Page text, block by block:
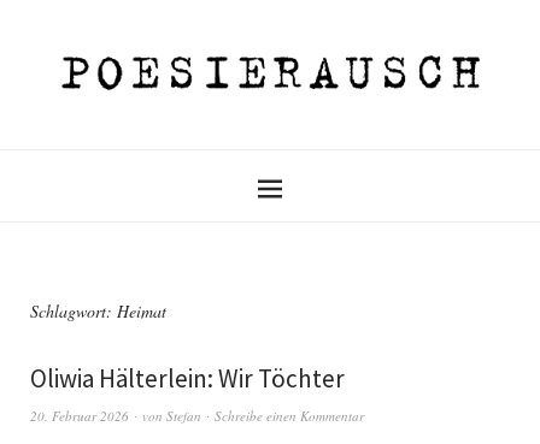
Schlagwort: Heimat
Oliwia Hälterlein: Wir Töchter
20. Februar 2026 von Stefan Schreibe einen Kommentar